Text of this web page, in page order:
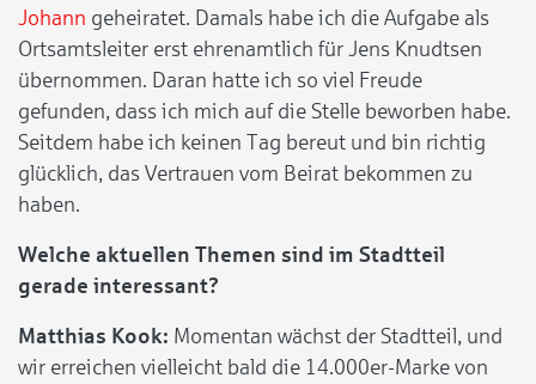
Johann geheiratet. Damals habe ich die Aufgabe als
Ortsamtsleiter erst ehrenamtlich für Jens Knudtsen
übernommen. Daran hatte ich so viel Freude
gefunden, dass ich mich auf die Stelle beworben habe.
Seitdem habe ich keinen Tag bereut und bin richtig
glücklich, das Vertrauen vom Beirat bekommen zu
haben.
Welche aktuellen Themen sind im Stadtteil
gerade interessant?
Matthias Kook: Momentan wächst der Stadtteil, und
wir erreichen vielleicht bald die 14.000er-Marke von